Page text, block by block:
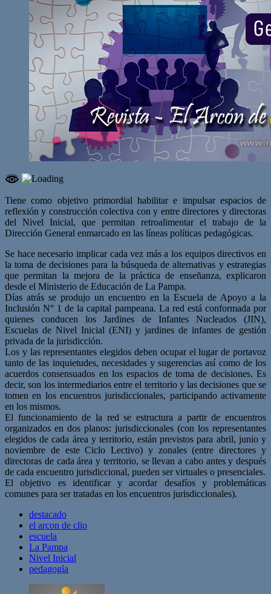
Tiene como objetivo primordial habilitar e impulsar espacios de
reflexión y construcción colectiva con y entre directores y directoras
del Nivel Inicial, que permitan retroalimentar el trabajo de la
Dirección General enmarcado en las líneas políticas pedagógicas.
Se hace necesario implicar cada vez más a los equipos directivos en
la toma de decisiones para la búsqueda de alternativas y estrategias
que permitan la mejora de la práctica de enseñanza, explicaron
desde el Ministerio de Educación de La Pampa.
Días atrás se produjo un encuentro en la Escuela de Apoyo a la
Inclusión N° 1 de la capital pampeana. La red está conformada por
quienes conducen los Jardines de Infantes Nucleados (JIN),
Escuelas de Nivel Inicial (ENI) y jardines de infantes de gestión
privada de la jurisdicción.
Los y las representantes elegidos deben ocupar el lugar de portavoz
tanto de las inquietudes, necesidades y sugerencias así como de los
acuerdos consensuados en los espacios de toma de decisiones. Es
decir, son los intermediarios entre el territorio y las decisiones que se
tomen en los encuentros jurisdiccionales, participando activamente
en los mismos.
El funcionamiento de la red se estructura a partir de encuentros
organizados en dos planos: jurisdiccionales (con los representantes
elegidos de cada área y territorio, están previstos para abril, junio y
noviembre de este Ciclo Lectivo) y zonales (entre directores y
directoras de cada área y territorio, se llevan a cabo antes y después
de cada encuentro jurisdiccional, pueden ser virtuales o presenciales.
El objetivo es identificar y acordar desafíos y problemáticas
comunes para ser tratadas en los encuentros jurisdiccionales).
destacado
el arcon de clio
escuela
La Pampa
Nivel Inicial
pedagogía